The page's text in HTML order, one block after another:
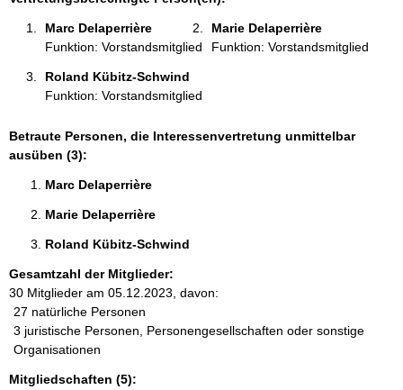
Marc Delaperrière
Funktion: Vorstandsmitglied
Marie Delaperrière
Funktion: Vorstandsmitglied
Roland Kübitz-Schwind
Funktion: Vorstandsmitglied
Betraute Personen, die Interessenvertretung unmittelbar
ausüben (3):
Marc Delaperrière
Marie Delaperrière
Roland Kübitz-Schwind
Gesamtzahl der Mitglieder:
30 Mitglieder am 05.12.2023, davon:
27 natürliche Personen
3 juristische Personen, Personengesellschaften oder sonstige
Organisationen
Mitgliedschaften (5):